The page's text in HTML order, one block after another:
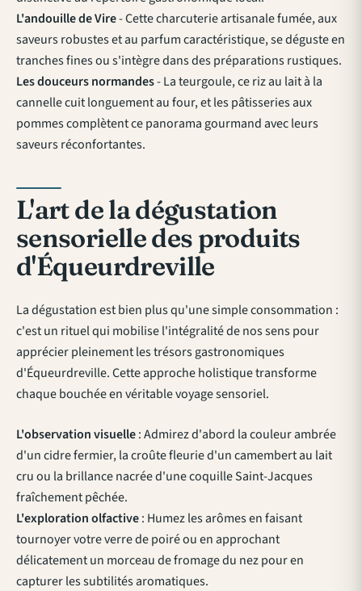
L'andouille de Vire- Cette charcuterie artisanale fumée, aux
saveurs robustes et au parfum caractéristique, se déguste en
tranches fines ou s'intègre dans des préparations rustiques.
Les douceurs normandes- La teurgoule, ce riz au lait à la
cannelle cuit longuement au four, et les pâtisseries aux
pommes complètent ce panorama gourmand avec leurs
saveurs réconfortantes.
L'art de la dégustation
sensorielle des produits
d'Équeurdreville
La dégustation est bien plus qu'une simple consommation :
c'est un rituel qui mobilise l'intégralité de nos sens pour
apprécier pleinement les trésors gastronomiques
d'Équeurdreville. Cette approche holistique transforme
chaque bouchée en véritable voyage sensoriel.
L'observation visuelle: Admirez d'abord la couleur ambrée
d'un cidre fermier, la croûte fleurie d'un camembert au lait
cru ou la brillance nacrée d'une coquille Saint-Jacques
fraîchement pêchée.
L'exploration olfactive: Humez les arômes en faisant
tournoyer votre verre de poiré ou en approchant
délicatement un morceau de fromage du nez pour en
capturer les subtilités aromatiques.